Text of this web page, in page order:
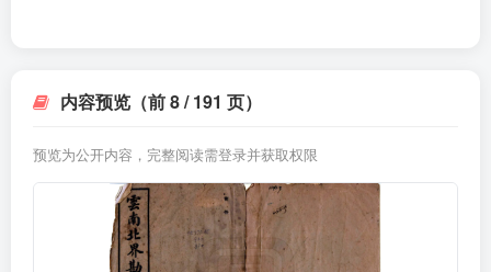
内容预览（前 8 / 191 页）
预览为公开内容，完整阅读需登录并获取权限